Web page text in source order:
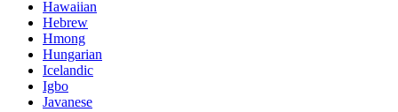
Hawaiian
Hebrew
Hmong
Hungarian
Icelandic
Igbo
Javanese